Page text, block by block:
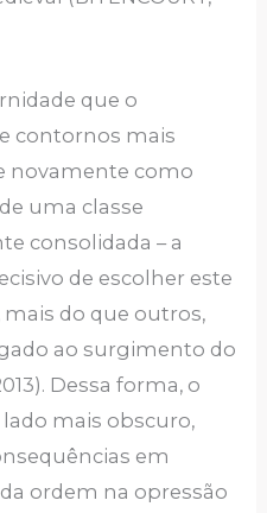
que o
contornos mais
novamente como
uma classe
consolidada – a
de escolher este
do que outros,
ao surgimento do
Dessa forma, o
mais obscuro,
em
ordem na opressão